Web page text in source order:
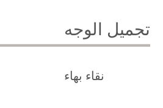
تجميل الوجه
نقاء بهاء